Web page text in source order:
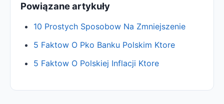
Powiązane artykuły
10 Prostych Sposobow Na Zmniejszenie
5 Faktow O Pko Banku Polskim Ktore
5 Faktow O Polskiej Inflacji Ktore